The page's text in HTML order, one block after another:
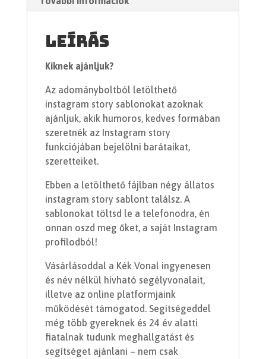
Leírás
Kiknek ajánljuk?
Az adományboltból letölthető
instagram story sablonokat azoknak
ajánljuk, akik humoros, kedves formában
szeretnék az Instagram story
funkciójában bejelölni barátaikat,
szeretteiket.
Ebben a letölthető fájlban négy állatos
instagram story sablont találsz. A
sablonokat töltsd le a telefonodra, én
onnan oszd meg őket, a saját Instagram
profilodból!
Vásárlásoddal a Kék Vonal ingyenesen
és név nélkül hívható segélyvonalait,
illetve az online platformjaink
működését támogatod. Segítségeddel
még több gyereknek és 24 év alatti
fiatalnak tudunk meghallgatást és
segítséget ajánlani – nem csak